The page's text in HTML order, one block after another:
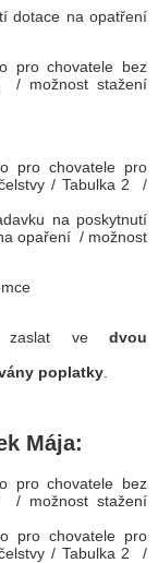
dotace na opatření
pro chovatele bez
/ možnost stažení
pro chovatele pro
/ Tabulka 2 /
na poskytnutí
opaření / možnost
zaslat ve dvou
poplatky
Mája:
pro chovatele bez
/ možnost stažení
pro chovatele pro
/ Tabulka 2 /